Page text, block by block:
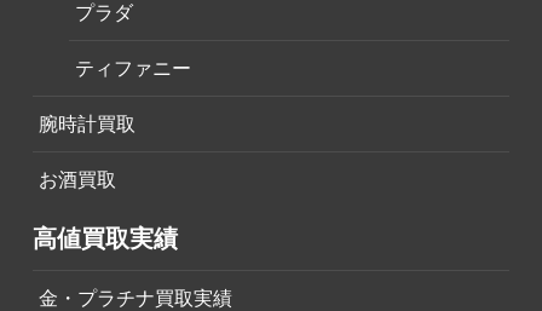
プラダ
ティファニー
腕時計買取
お酒買取
高値買取実績
金・プラチナ買取実績